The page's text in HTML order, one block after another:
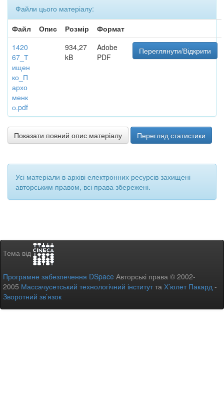
Файли цього матеріалу:
Файл
Опис Розмір
Формат
1420
67_Т
ищен
ко_П
архо
менк
о.pdf
934,27
kB
Adobe
PDF
Переглянути/Відкрити
Показати повний опис матеріалу Перегляд статистики
Усі матеріали в архіві електронних ресурсів захищені
авторським правом, всі права збережені.
Тема від
Програмне забезпечення DSpace Авторські права © 2002-
2005 Массачусетський технологічний інститутта Х’юлет Пакард -
Зворотний зв’язок